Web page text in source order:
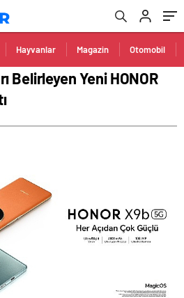
Hayvanlar Magazin Otomobil
Belirleyen Yeni HONOR